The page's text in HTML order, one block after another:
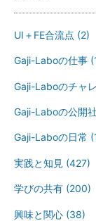
UI＋FE合流点 (2)
Gaji-Laboの仕事
Gaji-Laboのチャ
Gaji-Laboの公開
Gaji-Laboの日常
実践と知見 (427)
学びの共有 (200)
興味と関心 (38)